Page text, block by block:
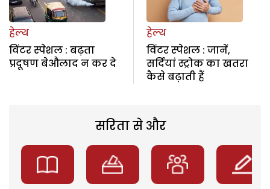
हेल्थ
विंटर स्पेशल : बढ़ता
प्रदूषण बेऔलाद न कर दे
हेल्थ
विंटर स्पेशल : जानें,
सर्दियां स्ट्रोक का खतरा
कैसे बढ़ाती हैं
सरिता से और